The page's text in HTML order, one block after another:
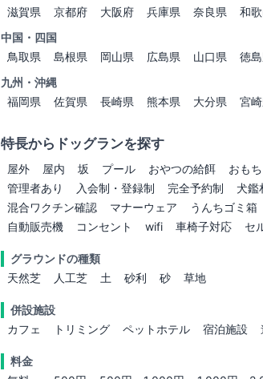
滋賀県
京都府 大阪府 兵庫県 奈良県
和
中国・四国
鳥取県
島根県 岡山県 広島県 山口県 徳
九州・沖縄
福岡県
佐賀県 長崎県 熊本県 大分県 宮
特長からドッグランを探す
屋外 屋内 坂 プール おやつの給餌 おも
管理者あり
入会制・登録制 完全予約制 犬鑑
混合ワクチン確認
マナーウェア うんちゴミ箱
自動販売機
コンセント wifi 車椅子対応 セ
グラウンドの種類
天然芝
人工芝 土 砂利 砂 草地
併設施設
カフェ
トリミング ペットホテル 宿泊施設
料金